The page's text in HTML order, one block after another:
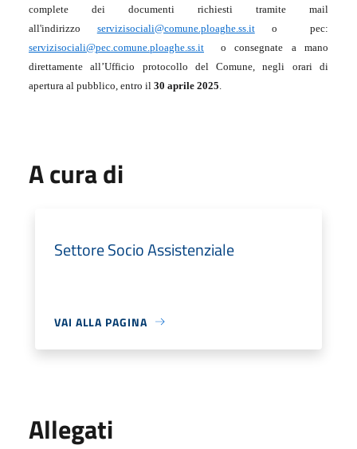
complete dei documenti richiesti tramite mail
all'indirizzo servizisociali@comune.ploaghe.ss.ito
pec:
servizisociali@pec.comune.ploaghe.ss.it
o consegnate a mano
direttamente all’Ufficio protocollo del Comune, negli orari di
apertura al pubblico, entro il 30 aprile 2025
A cura di
Settore Socio Assistenziale
VAI ALLA PAGINA
Allegati